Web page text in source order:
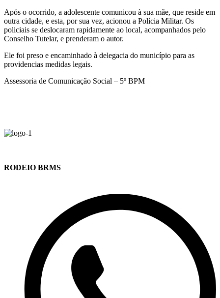
Após o ocorrido, a adolescente comunicou à sua mãe, que reside em
outra cidade, e esta, por sua vez, acionou a Polícia Militar. Os
policiais se deslocaram rapidamente ao local, acompanhados pelo
Conselho Tutelar, e prenderam o autor.
Ele foi preso e encaminhado à delegacia do município para as
providencias medidas legais.
Assessoria de Comunicação Social – 5º BPM
RODEIO BRMS